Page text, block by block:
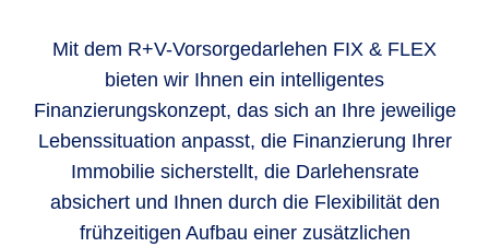
Mit dem R+V-Vorsorgedarlehen FIX & FLEX
bieten wir Ihnen ein intelligentes
Finanzierungskonzept, das sich an Ihre jeweilige
Lebenssituation anpasst, die Finanzierung Ihrer
Immobilie sicherstellt, die Darlehensrate
absichert und Ihnen durch die Flexibilität den
frühzeitigen Aufbau einer zusätzlichen